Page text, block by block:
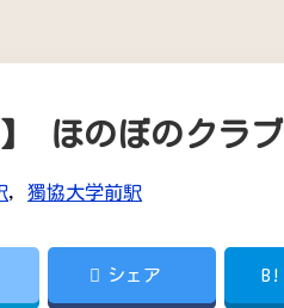
】 ほのぼのクラブ
, 獨協大学前駅
シェア B!